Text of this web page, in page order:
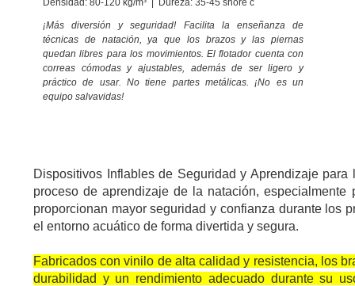
Densidad: 80-120 kg/m³ | Dureza: 35-45 shore c
¡Más diversión y seguridad! Facilita la enseñanza de
técnicas de natación, ya que los brazos y las piernas
quedan libres para los movimientos. El flotador cuenta con
correas cómodas y ajustables, además de ser ligero y
práctico de usar. No tiene partes metálicas. ¡No es un
equipo salvavidas!
Dispositivos Inflables de Seguridad y Aprendizaje
proceso de aprendizaje de la natación,
proporcionan mayor seguridad y confianza durante los
el entorno acuático de forma divertida y segura.
Fabricados con vinilo de alta calidad y resistencia, los
durabilidad y un rendimiento adecuado durante su